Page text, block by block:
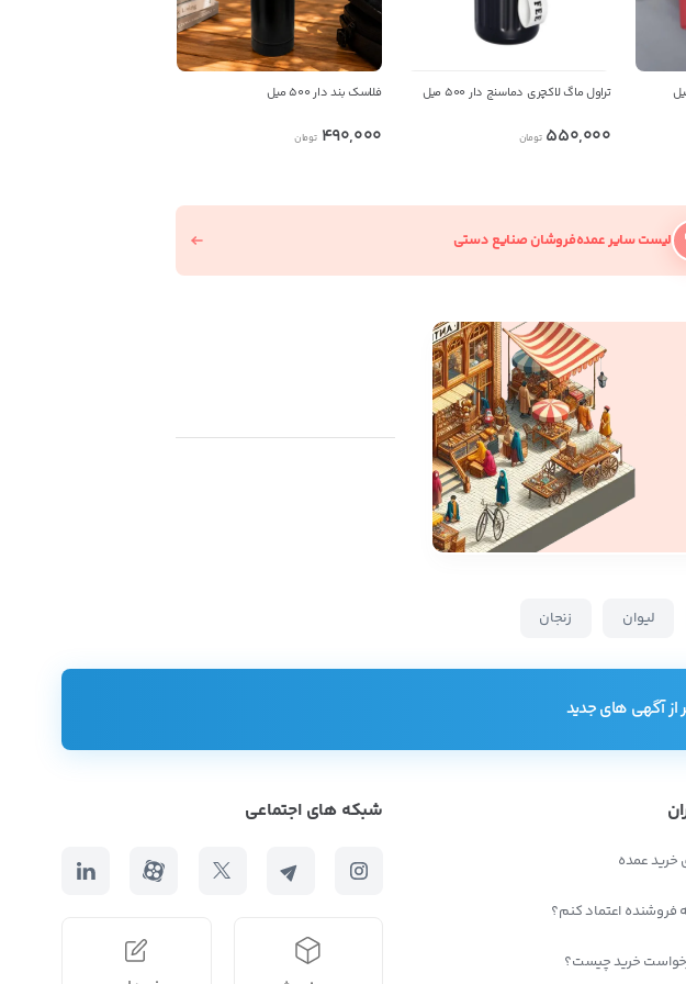
تراول ماگ لاکچری دماسنج دار 500 میل
550,000 تومان
فلاسک بند دار 500 میل
490,000 تومان
لیست سایر عمده‌فروشان صنایع دستی
لیوان زنجان
از آگهی های جدید
خرید عمده
فروشنده اعتماد کنم؟
خرید چیست؟
شبکه های اجتماعی